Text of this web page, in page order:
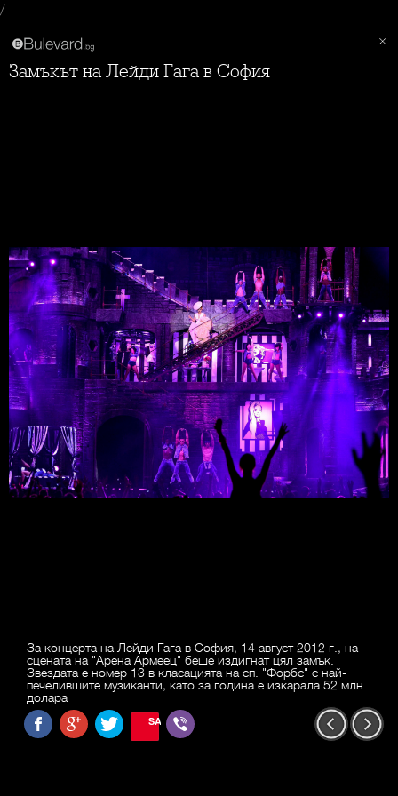
/
Замъкът на Лейди Гага в София
За концерта на Лейди Гага в София, 14 август 2012 г., на
сцената на "Арена Армеец" беше издигнат цял замък.
Звездата е номер 13 в класацията на сп. "Форбс" с най-
печелившите музиканти, като за година е изкарала 52 млн.
долара
SAVE